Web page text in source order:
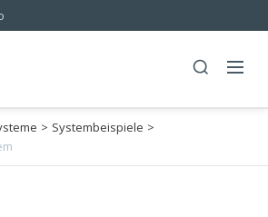
> Systembeispiele >